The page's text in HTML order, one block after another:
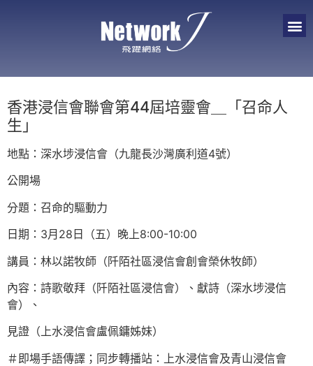
香港浸信會聯會第44屆培靈會＿「召命人
生」
地點：深水埗浸信會（九龍長沙灣廣利道4號）
公開場
分題：召命的驅動力
日期：3月28日（五）晚上8:00-10:00
講員：林以諾牧師（阡陌社區浸信會創會榮休牧師）
內容：詩歌敬拜（阡陌社區浸信會）、獻詩（深水埗浸信
會）、
見證（上水浸信會盧佩鏞姊妹）
＃即場手語傳譯；同步轉播站：上水浸信會及青山浸信會